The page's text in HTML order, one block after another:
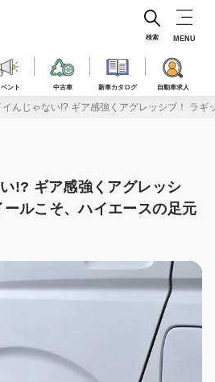
ント 中古車 新車カタログ 自動車求人
検索 MENU
んじゃない!? ギア感強くアグレッシブ！ ラ
!? ギア感強くアグレッシ
ルこそ、ハイエースの足元